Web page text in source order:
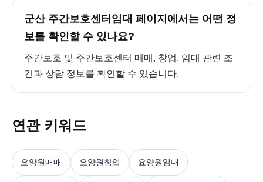
군산 주간보호센터임대 페이지에서는 어떤 정
보를 확인할 수 있나요?
주간보호 및 주간보호센터 매매, 창업, 임대 관련 조
건과 상담 정보를 확인할 수 있습니다.
연관 키워드
요양원매매 요양원창업 요양원임대